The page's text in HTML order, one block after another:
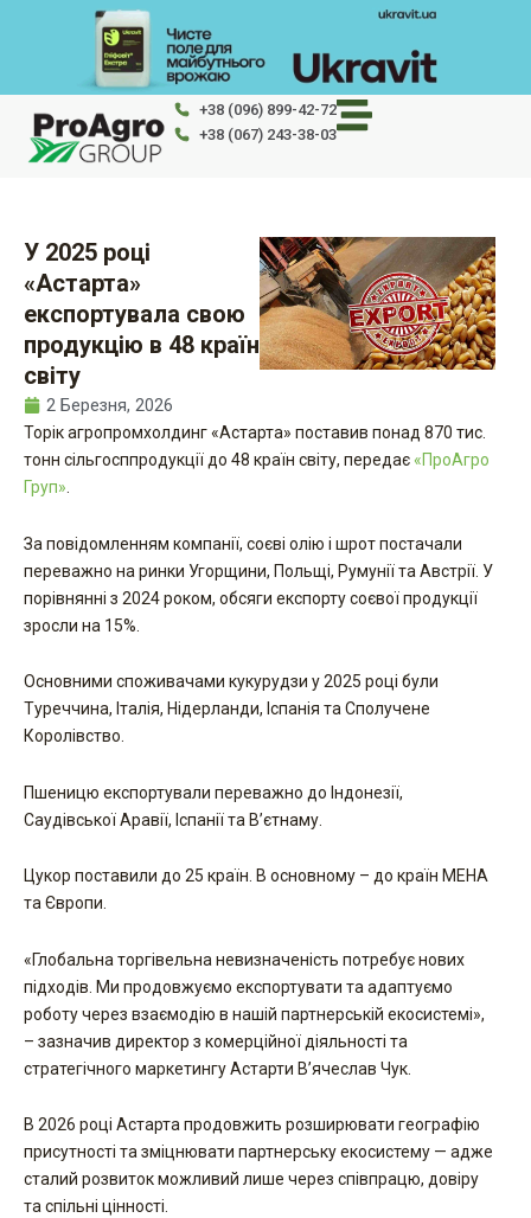
+38 (096) 899-42-72
+38 (067) 243-38-03
У 2025 році
«Астарта»
експортувала свою
продукцію в 48 країн
світу
2 Березня, 2026
Торік агропромхолдинг «Астарта» поставив понад 870 тис.
тонн сільгосппродукції до 48 країн світу, передає «ПроАгро
Груп»
За повідомленням компанії, соєві олію і шрот постачали
переважно на ринки Угорщини, Польщі, Румунії та Австрії. У
порівнянні з 2024 роком, обсяги експорту соєвої продукції
зросли на 15%.
Основними споживачами кукурудзи у 2025 році були
Туреччина, Італія, Нідерланди, Іспанія та Сполучене
Королівство.
Пшеницю експортували переважно до Індонезії,
Саудівської Аравії, Іспанії та В’єтнаму.
Цукор поставили до 25 країн. В основному – до країн МЕНА
та Європи.
«Глобальна торгівельна невизначеність потребує нових
підходів. Ми продовжуємо експортувати та адаптуємо
роботу через взаємодію в нашій партнерській екосистемі»,
– зазначив директор з комерційної діяльності та
стратегічного маркетингу Астарти В’ячеслав Чук.
В 2026 році Астарта продовжить розширювати географію
присутності та зміцнювати партнерську екосистему — адже
сталий розвиток можливий лише через співпрацю, довіру
та спільні цінності.